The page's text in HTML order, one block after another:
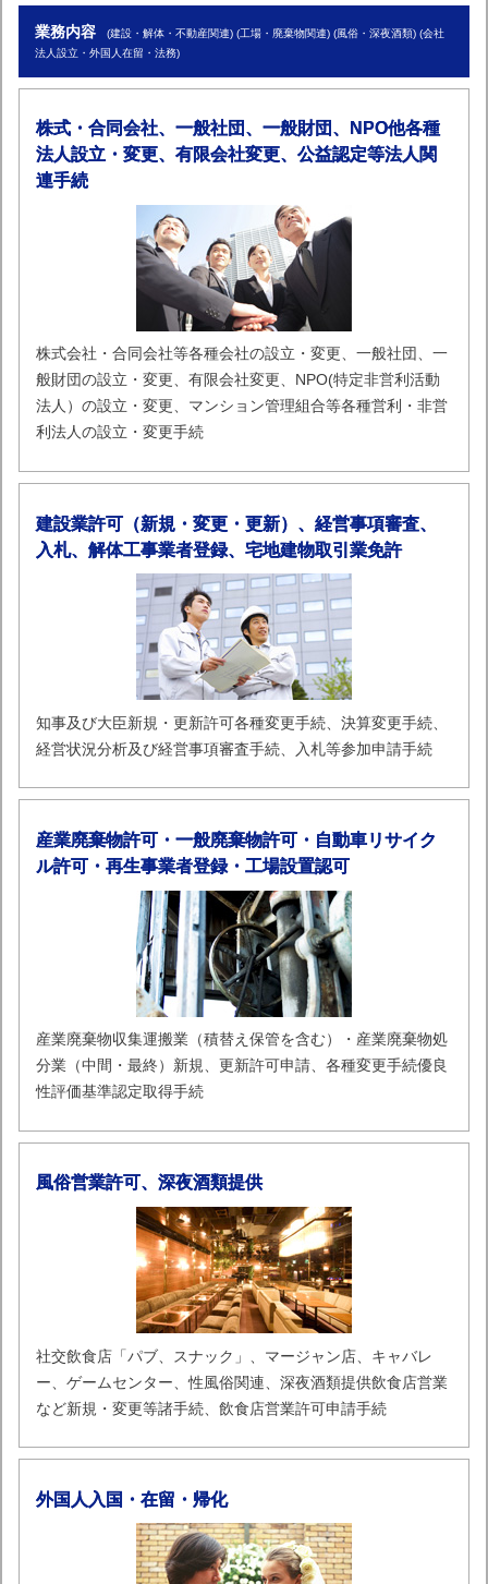
業務内容 (建設・解体・不動産関連) (工場・廃棄物関連) (風俗・深夜酒類) (会社
法人設立・外国人在留・法務)
株式・合同会社、一般社団、一般財団、NPO他各種
法人設立・変更、有限会社変更、公益認定等法人関
連手続
株式会社・合同会社等各種会社の設立・変更、一般社団、一
般財団の設立・変更、有限会社変更、NPO(特定非営利活動
法人）の設立・変更、マンション管理組合等各種営利・非営
利法人の設立・変更手続
建設業許可（新規・変更・更新）、経営事項審査、
入札、解体工事業者登録、宅地建物取引業免許
知事及び大臣新規・更新許可各種変更手続、決算変更手続、
経営状況分析及び経営事項審査手続、入札等参加申請手続
産業廃棄物許可・一般廃棄物許可・自動車リサイク
ル許可・再生事業者登録・工場設置認可
産業廃棄物収集運搬業（積替え保管を含む）・産業廃棄物処
分業（中間・最終）新規、更新許可申請、各種変更手続優良
性評価基準認定取得手続
風俗営業許可、深夜酒類提供
社交飲食店「パブ、スナック」、マージャン店、キャバレ
ー、ゲームセンター、性風俗関連、深夜酒類提供飲食店営業
など新規・変更等諸手続、飲食店営業許可申請手続
外国人入国・在留・帰化